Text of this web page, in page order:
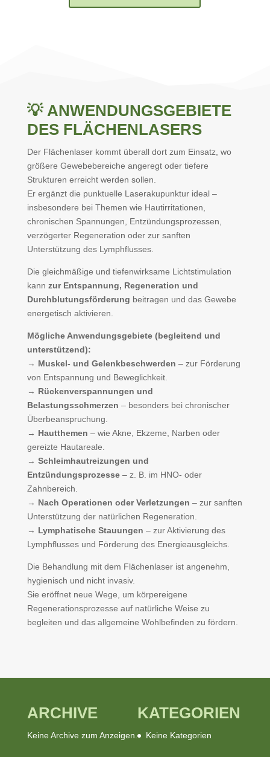
💡 ANWENDUNGSGEBIETE
DES FLÄCHENLASERS
Der Flächenlaser kommt überall dort zum Einsatz, wo
größere Gewebebereiche angeregt oder tiefere
Strukturen erreicht werden sollen.
Er ergänzt die punktuelle Laserakupunktur ideal –
insbesondere bei Themen wie Hautirritationen,
chronischen Spannungen, Entzündungsprozessen,
verzögerter Regeneration oder zur sanften
Unterstützung des Lymphflusses.
Die gleichmäßige und tiefenwirksame Lichtstimulation
kann zur Entspannung, Regeneration und
Durchblutungsförderung beitragen und das Gewebe
energetisch aktivieren.
Mögliche Anwendungsgebiete (begleitend und
unterstützend):
→ Muskel- und Gelenkbeschwerden – zur Förderung
von Entspannung und Beweglichkeit.
→ Rückenverspannungen und
Belastungsschmerzen – besonders bei chronischer
Überbeanspruchung.
→ Hautthemen – wie Akne, Ekzeme, Narben oder
gereizte Hautareale.
→ Schleimhautreizungen und
Entzündungsprozesse– z. B. im HNO- oder
Zahnbereich.
→ Nach Operationen oder Verletzungen – zur sanften
Unterstützung der natürlichen Regeneration.
→ Lymphatische Stauungen – zur Aktivierung des
Lymphflusses und Förderung des Energieausgleichs.
Die Behandlung mit dem Flächenlaser ist angenehm,
hygienisch und nicht invasiv.
Sie eröffnet neue Wege, um körpereigene
Regenerationsprozesse auf natürliche Weise zu
begleiten und das allgemeine Wohlbefinden zu fördern.
ARCHIVE
Keine Archive zum Anzeigen.
KATEGORIEN
Keine Kategorien